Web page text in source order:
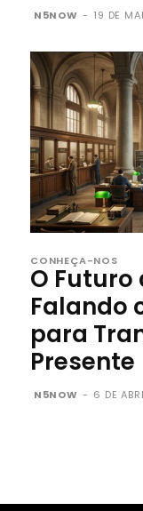
N5NOW - 19 DE
CONHEÇA-NOS
O Futuro
Falando
para
Presente
N5NOW - 6 DE